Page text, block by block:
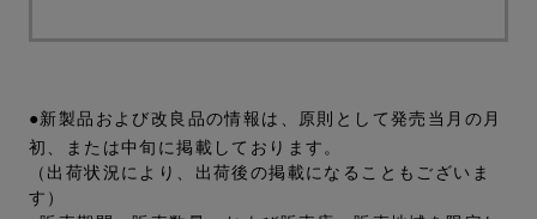
●新製品および改良品の情報は、原則として発売当月の月
初、または中旬に掲載しております。
（出荷状況により、出荷後の掲載になることもございま
す）